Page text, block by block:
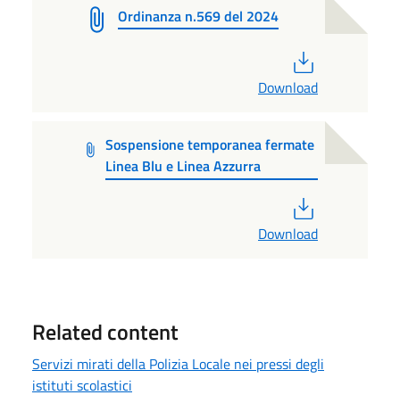
Ordinanza n.569 del 2024
Download
Sospensione temporanea fermate
Linea Blu e Linea Azzurra
Download
Related content
Servizi mirati della Polizia Locale nei pressi degli
istituti scolastici